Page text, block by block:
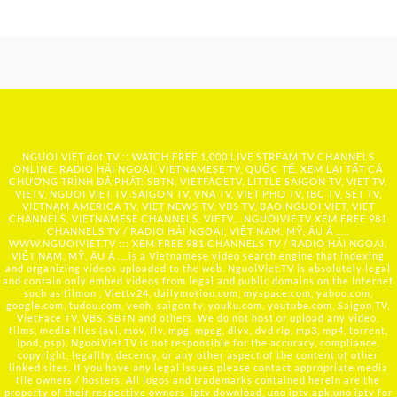
NGUOI VIET dot TV :: WATCH FREE 1,000 LIVE STREAM TV CHANNELS
ONLINE, RADIO HẢI NGOẠI, VIETNAMESE TV, QUỐC TẾ, XEM LẠI TẤT CẢ
CHƯƠNG TRÌNH ĐÃ PHÁT: SBTN, VIETFACETV, LITTLE SAIGON TV, VIET TV,
VIETV, NGUOI VIET TV, SAIGON TV, VNA TV, VIET PHO TV, IBC TV, SET TV,
VIETNAM AMERICA TV, VIET NEWS TV, VBS TV, BAO NGUOI VIET, VIET
CHANNELS, VIETNAMESE CHANNELS, VIETV,... NGUOIVIE.TV XEM FREE 981
CHANNELS TV / RADIO HẢI NGOẠI, VIỆT NAM, MỸ, ÂU Á …..
WWW.NGUOIVIET.TV ::: XEM FREE 981 CHANNELS TV / RADIO HẢI NGOẠI,
VIỆT NAM, MỸ, ÂU Á ….is a Vietnamese video search engine that indexing
and organizing videos uploaded to the web. NguoiViet.TV is absolutely legal
and contain only embed videos from legal and public domains on the Internet
such as filmon , Viettv24, dailymotion.com, myspace.com, yahoo.com,
google.com, tudou.com, veoh, saigon tv, youku.com, youtube.com, Saigon TV,
VietFace TV, VBS, SBTN and others. We do not host or upload any video,
films, media files (avi, mov, flv, mpg, mpeg, divx, dvd rip, mp3, mp4, torrent,
ipod, psp), NguoiViet.TV is not responsible for the accuracy, compliance,
copyright, legality, decency, or any other aspect of the content of other
linked sites. If you have any legal issues please contact appropriate media
file owners / hosters. All logos and trademarks contained herein are the
property of their respective owners. iptv download, uno iptv apk,uno iptv for